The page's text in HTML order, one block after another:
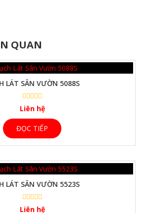
QUAN
LÁT SÂN VƯỜN 5088S
Liên hệ
ĐỌC TIẾP
LÁT SÂN VƯỜN 5523S
Liên hệ